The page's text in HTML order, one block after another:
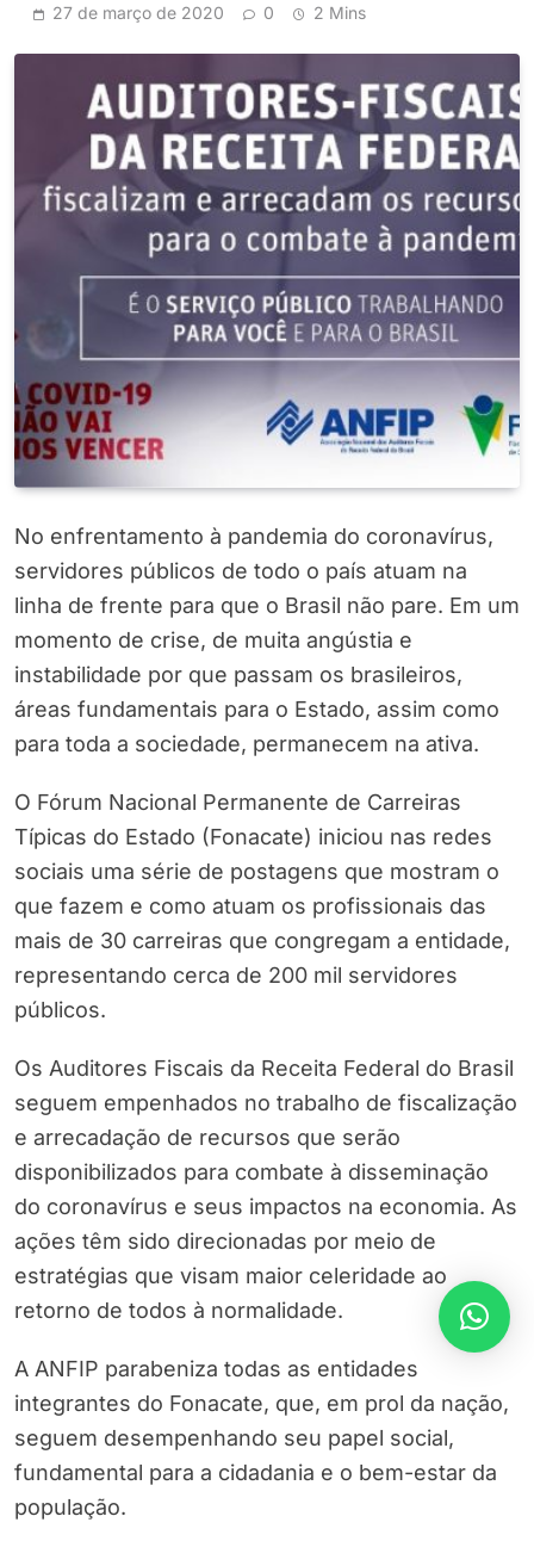
27 de março de 2020 0 2 Mins
No enfrentamento à pandemia do coronavírus,
servidores públicos de todo o país atuam na
linha de frente para que o Brasil não pare. Em um
momento de crise, de muita angústia e
instabilidade por que passam os brasileiros,
áreas fundamentais para o Estado, assim como
para toda a sociedade, permanecem na ativa.
O Fórum Nacional Permanente de Carreiras
Típicas do Estado (Fonacate) iniciou nas redes
sociais uma série de postagens que mostram o
que fazem e como atuam os profissionais das
mais de 30 carreiras que congregam a entidade,
representando cerca de 200 mil servidores
públicos.
Os Auditores Fiscais da Receita Federal do Brasil
seguem empenhados no trabalho de fiscalização
e arrecadação de recursos que serão
disponibilizados para combate à disseminação
do coronavírus e seus impactos na economia. As
ações têm sido direcionadas por meio de
estratégias que visam maior celeridade ao
retorno de todos à normalidade.
A ANFIP parabeniza todas as entidades
integrantes do Fonacate, que, em prol da nação,
seguem desempenhando seu papel social,
fundamental para a cidadania e o bem-estar da
população.